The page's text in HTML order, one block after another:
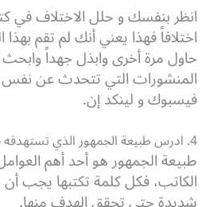
انظر بنفسك و حلل الاختلاف في
اختلافاً فهذا يعني أنك لم تقم
حاول مرة أخرى وابذل جهداً
المنشورات التي تتحدث عن
فيسبوك و لينكد إن.
4. ادرس طبيعة الجمهور الذي تستهدفه بكتاباتك
طبيعة الجمهور هو أحد أهم
الكاتب، فكل كلمة تكتبها يجب أن